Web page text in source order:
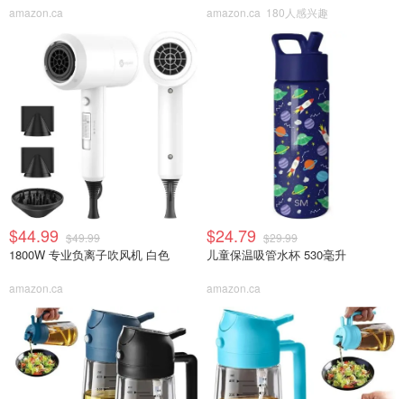
amazon.ca amazon.ca 180人感兴趣
$44.99 $49.99
1800W 专业负离子吹风机 白色
amazon.ca
$24.79 $29.99
儿童保温吸管水杯 530毫升
amazon.ca